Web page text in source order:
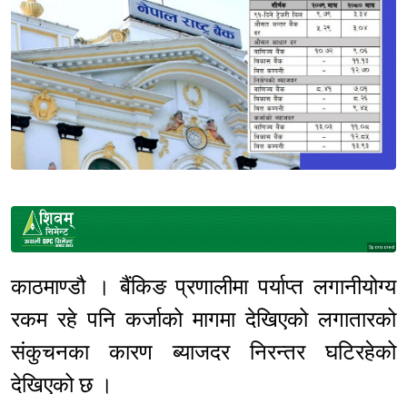
Sponsored
काठमाण्डौ । बैंकिङ प्रणालीमा पर्याप्त लगानीयोग्य
रकम रहे पनि कर्जाको मागमा देखिएको लगातारको
संकुचनका कारण ब्याजदर निरन्तर घटिरहेको
देखिएको छ ।